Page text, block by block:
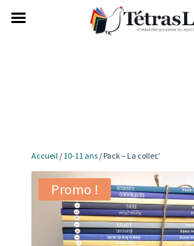
Accueil/ 10-11 ans/ Pack – La collec’
Promo !